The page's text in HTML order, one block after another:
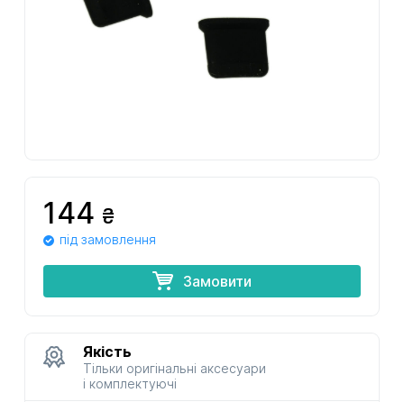
144 ₴
під замовлення
Замовити
Якість
Тільки оригінальні аксесуари
і комплектуючі